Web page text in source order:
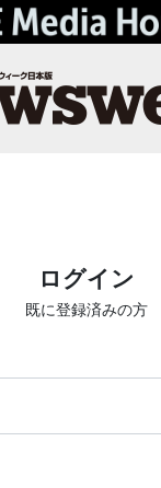
ログイン
既に登録済みの方